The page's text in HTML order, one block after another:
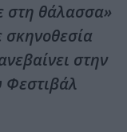
στη θάλασσα»
σκηνοθεσία
στην
Φεστιβάλ